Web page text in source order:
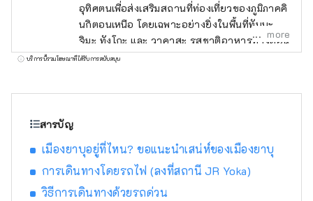
อุทิศตนเพื่อส่งเสริมสถานที่ท่องเที่ยวของภูมิภาคคิ
นกิตอนเหนือ โดยเฉพาะอย่างยิ่งในพื้นที่ทันบะ ทา
จิมะ ทังโกะ และ วาคาสะ รสชาติอาหารทางตอน
เหนือของคินกิไม่ได้จำกัดอยู่แค่ปู ซึ่งเป็นอาหาร
ผลไม้ฤดูร้อน เช่น แตงทราย ทำให้ที่นี่เป็นแหล่งที่
คุณสามารถเพลิดเพลินกับอาหารรสเลิศได้ตลอด
ทั้งปี ฉันจะมีความสุขมากหากได้แบ่งปันข้อมูลที่
more
บริการนี้รวมโฆษณาที่ได้รับการสนับสนุน
สารบัญ
เมืองยาบุอยู่ที่ไหน? ขอแนะนำเสน่ห์ของเมืองยาบุ
การเดินทางโดยรถไฟ (ลงที่สถานี JR Yoka)
วิธีการเดินทางด้วยรถด่วน